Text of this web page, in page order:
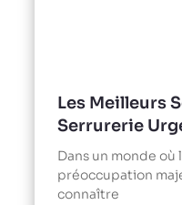
Les Meilleurs
Serrurerie
Dans un monde
préoccupation
connaître